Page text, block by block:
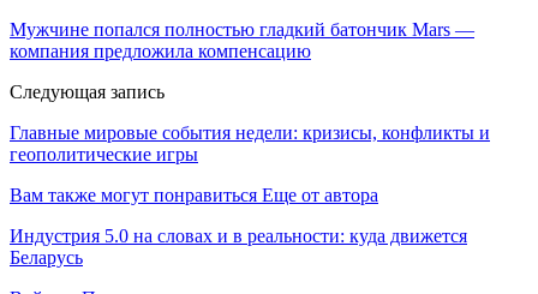
Мужчине попался полностью гладкий батончик Mars —
компания предложила компенсацию
Следующая запись
Главные мировые события недели: кризисы, конфликты и
геополитические игры
Вам также могут понравиться Еще от автора
Индустрия 5.0 на словах и в реальности: куда движется
Беларусь